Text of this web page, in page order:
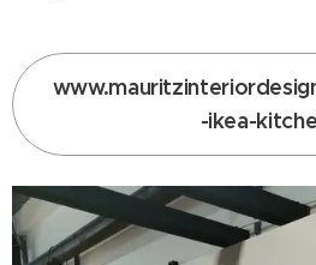
-ikea-